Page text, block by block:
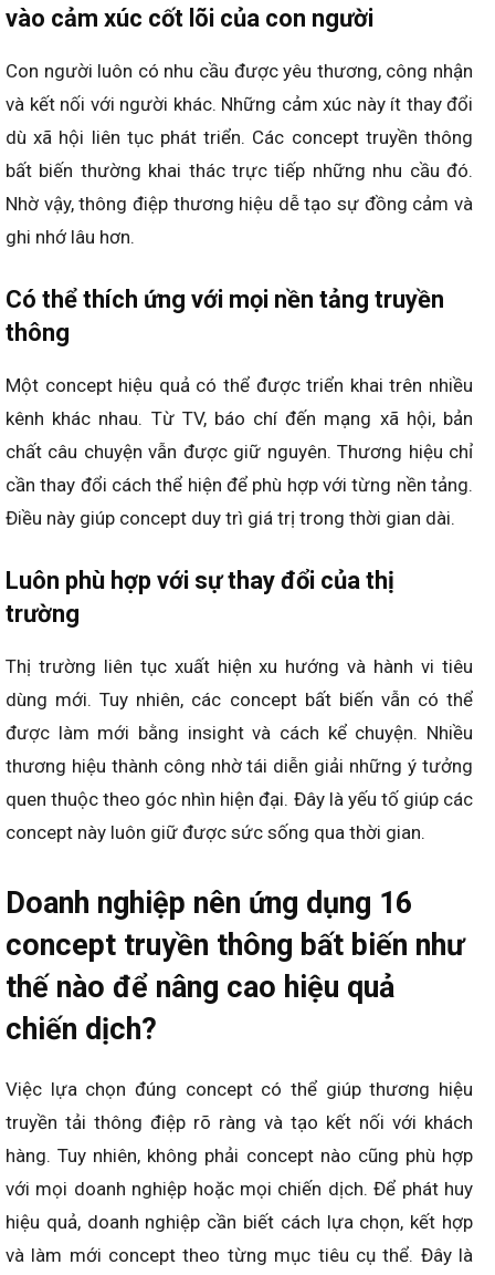
vào cảm xúc cốt lõi của con người
Con người luôn có nhu cầu được yêu thương, công nhận
và kết nối với người khác. Những cảm xúc này ít thay đổi
dù xã hội liên tục phát triển. Các concept truyền thông
bất biến thường khai thác trực tiếp những nhu cầu đó.
Nhờ vậy, thông điệp thương hiệu dễ tạo sự đồng cảm và
ghi nhớ lâu hơn.
Có thể thích ứng với mọi nền tảng truyền
thông
Một concept hiệu quả có thể được triển khai trên nhiều
kênh khác nhau. Từ TV, báo chí đến mạng xã hội, bản
chất câu chuyện vẫn được giữ nguyên. Thương hiệu chỉ
cần thay đổi cách thể hiện để phù hợp với từng nền tảng.
Điều này giúp concept duy trì giá trị trong thời gian dài.
Luôn phù hợp với sự thay đổi của thị
trường
Thị trường liên tục xuất hiện xu hướng và hành vi tiêu
dùng mới. Tuy nhiên, các concept bất biến vẫn có thể
được làm mới bằng insight và cách kể chuyện. Nhiều
thương hiệu thành công nhờ tái diễn giải những ý tưởng
quen thuộc theo góc nhìn hiện đại. Đây là yếu tố giúp các
concept này luôn giữ được sức sống qua thời gian.
Doanh nghiệp nên ứng dụng 16
concept truyền thông bất biến như
thế nào để nâng cao hiệu quả
chiến dịch?
Việc lựa chọn đúng concept có thể giúp thương hiệu
truyền tải thông điệp rõ ràng và tạo kết nối với khách
hàng. Tuy nhiên, không phải concept nào cũng phù hợp
với mọi doanh nghiệp hoặc mọi chiến dịch. Để phát huy
hiệu quả, doanh nghiệp cần biết cách lựa chọn, kết hợp
và làm mới concept theo từng mục tiêu cụ thể. Đây là